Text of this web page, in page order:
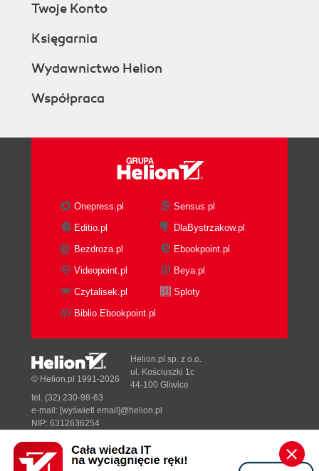
Twoje Konto
Księgarnia
Wydawnictwo Helion
Współpraca
Onepress.pl
Sensus.pl
Editio.pl
DlaBystrzakow.pl
Bezdroza.pl
Ebookpoint.pl
Videopoint.pl
Beya.pl
Czytalisek.pl
Sploty
Biblio.Ebookpoint.pl
Designed with ♥ byTonik.pl
© Helion.pl 1991-2026
Helion.pl sp. z o.o.
ul. Kościuszki 1c
44-100 Gliwice
tel. (32) 230-98-63
e-mail: [wyświetl email]@helion.pl
NIP: 6312636254